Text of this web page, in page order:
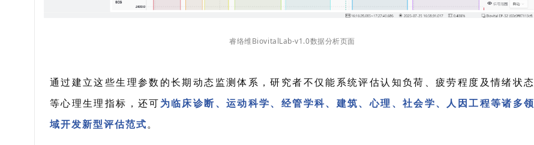
睿络维BiovitalLab-v1.0数据分析页面
通过建立这些生理参数的长期动态监测体系，研究者不仅能系统评估认知负荷、疲劳程度及情绪状态
等心理生理指标，还可 为临床诊断、运动科学、经管学科、建筑、心理、社会学、人因工程等诸多领
域开发新型评估范式 。